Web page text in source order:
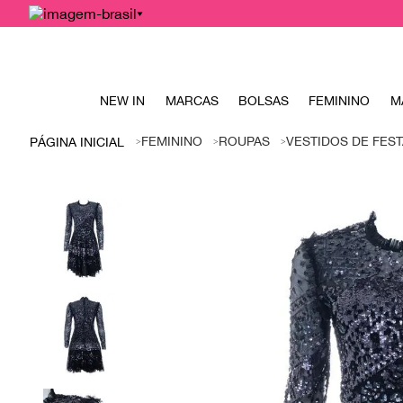
NEW IN MARCAS BOLSAS FEMININO
FEMININO ROUPAS VESTIDOS DE